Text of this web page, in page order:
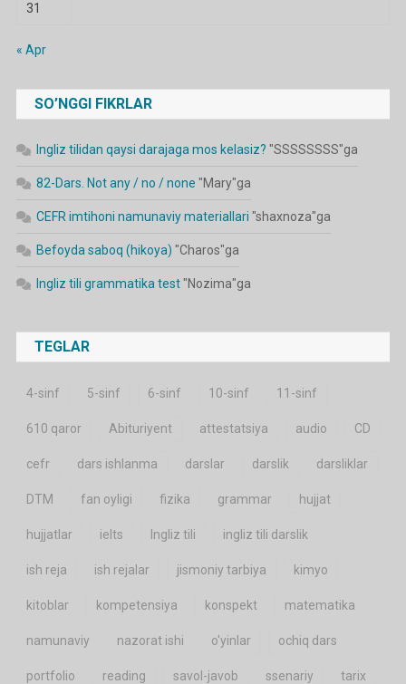
31
« Apr
SO’NGGI FIKRLAR
Ingliz tilidan qaysi darajaga mos kelasiz? "SSSSSSSS"ga
82-Dars. Not any / no / none "Mary"ga
CEFR imtihoni namunaviy materiallari "shaxnoza"ga
Befoyda saboq (hikoya) "Charos"ga
Ingliz tili grammatika test"Nozima"ga
TEGLAR
4-sinf 5-sinf 6-sinf 10-sinf 11-sinf
610 qaror Abituriyent attestatsiya audio CD
cefr dars ishlanma darslar darslik darsliklar
DTM fan oyligi fizika grammar hujjat
hujjatlar ielts Ingliz tili ingliz tili darslik
ish reja ish rejalar jismoniy tarbiya kimyo
kitoblar kompetensiya konspekt matematika
namunaviy nazorat ishi o'yinlar ochiq dars
portfolio reading savol-javob ssenariy tarix